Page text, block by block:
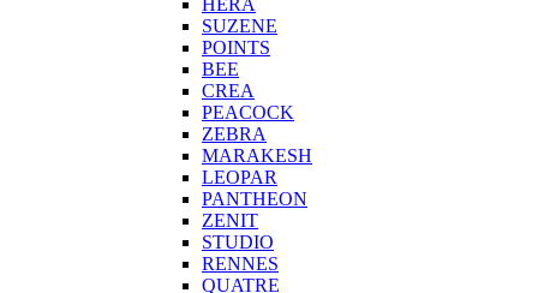
HERA
SUZENE
POINTS
BEE
CREA
PEACOCK
ZEBRA
MARAKESH
LEOPAR
PANTHEON
ZENIT
STUDIO
RENNES
QUATRE